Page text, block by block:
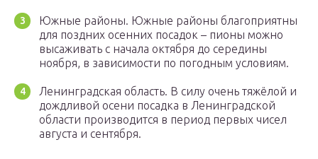
Южные районы. Южные районы благоприятны
для поздних осенних посадок – пионы можно
высаживать с начала октября до середины
ноября, в зависимости по погодным условиям.
Ленинградская область. В силу очень тяжёлой и
дождливой осени посадка в Ленинградской
области производится в период первых чисел
августа и сентября.